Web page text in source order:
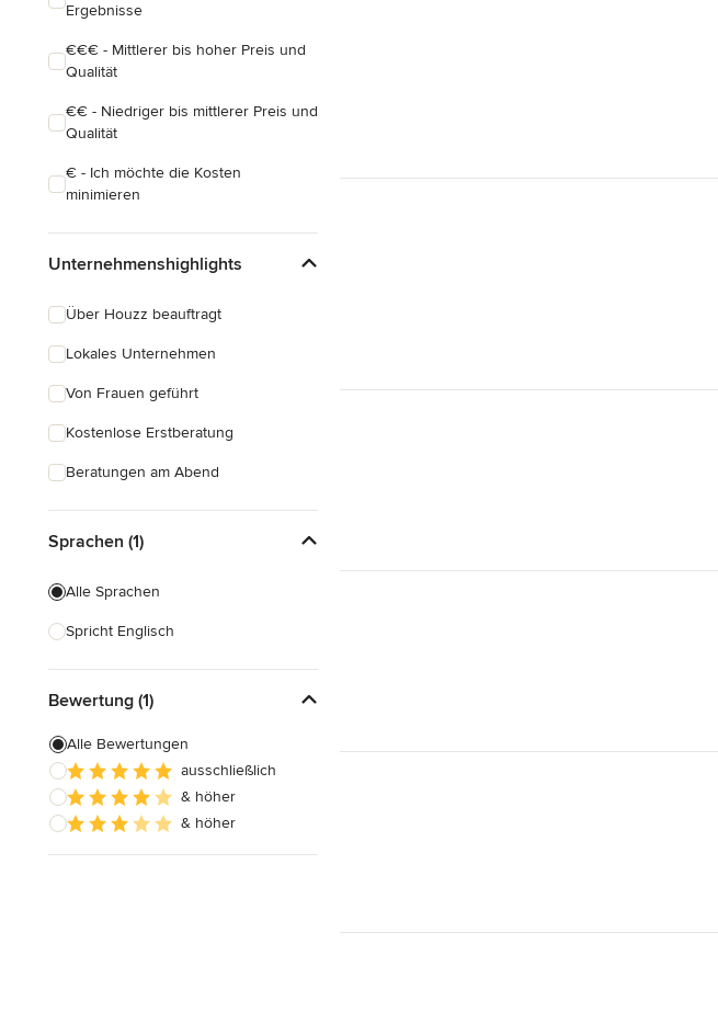
Ergebnisse
€€€ - Mittlerer bis hoher Preis und
Qualität
€€ - Niedriger bis mittlerer Preis und
Qualität
€ - Ich möchte die Kosten
minimieren
Unternehmenshighlights
Über Houzz beauftragt
Lokales Unternehmen
Von Frauen geführt
Kostenlose Erstberatung
Beratungen am Abend
Sprachen (1)
Alle Sprachen
Spricht Englisch
Bewertung (1)
Alle Bewertungen
ausschließlich
& höher
& höher